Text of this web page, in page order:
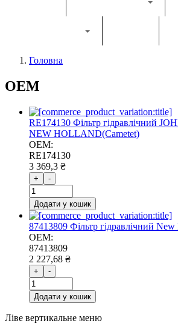
Головна
ОЕМ
RE174130 Фільтр гідравлічний
NEW HOLLAND(Cametet)
OEM:
RE174130
3 369,3 ₴
+ -
Додати у кошик
87413809 Фiльтр гiдравлiчний New
OEM:
87413809
2 227,68 ₴
+ -
Додати у кошик
Ліве вертикальне меню